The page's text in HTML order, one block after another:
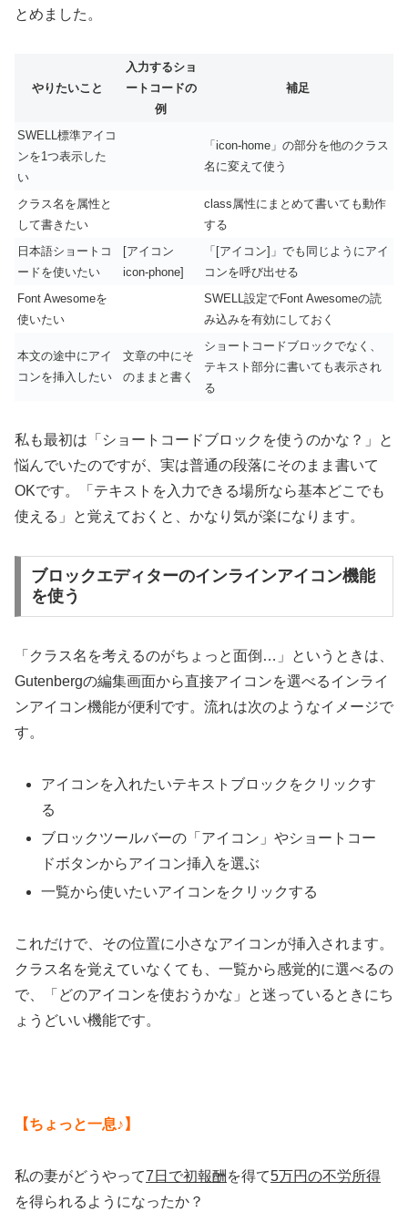
とめました。
やりたいこと
入力するショ
ートコードの
例
補足
SWELL標準アイコ
ンを1つ表示した
い
「icon-home」の部分を他のクラス
名に変えて使う
クラス名を属性と
して書きたい
class属性にまとめて書いても動作
する
日本語ショートコ
ードを使いたい
[アイコン
icon-phone]
「[アイコン]」でも同じようにアイ
コンを呼び出せる
Font Awesomeを
使いたい
SWELL設定でFont Awesomeの読
み込みを有効にしておく
本文の途中にアイ
コンを挿入したい
文章の中にそ
のまま と書く
ショートコードブロックでなく、
テキスト部分に書いても表示され
る
私も最初は「ショートコードブロックを使うのかな？」と
悩んでいたのですが、実は普通の段落にそのまま書いて
OKです。「テキストを入力できる場所なら基本どこでも
使える」と覚えておくと、かなり気が楽になります。
ブロックエディターのインラインアイコン機能
を使う
「クラス名を考えるのがちょっと面倒…」というときは、
Gutenbergの編集画面から直接アイコンを選べるインライ
ンアイコン機能が便利です。流れは次のようなイメージで
す。
アイコンを入れたいテキストブロックをクリックす
る
ブロックツールバーの「アイコン」やショートコー
ドボタンからアイコン挿入を選ぶ
一覧から使いたいアイコンをクリックする
これだけで、その位置に小さなアイコンが挿入されます。
クラス名を覚えていなくても、一覧から感覚的に選べるの
で、「どのアイコンを使おうかな」と迷っているときにち
ょうどいい機能です。
【ちょっと一息♪】
私の妻がどうやって7日で初報酬 を得て5万円の不労所得
を得られるようになったか？